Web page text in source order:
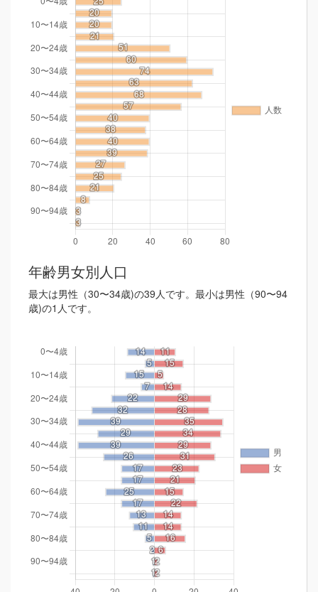
年齢男女別人口
最大は男性（30〜34歳)の39人です。最小は男性（90〜94
歳)の1人です。